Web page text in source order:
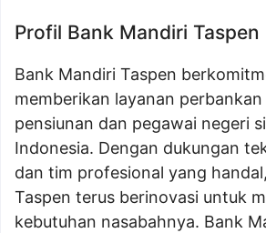
Profil Bank Mandiri Taspen
Bank Mandiri Taspen
memberikan layanan
pensiunan dan pegawai negeri
Indonesia. Dengan dukungan
dan tim profesional yang
Taspen terus berinovasi untuk
kebutuhan nasabahnya. Bank